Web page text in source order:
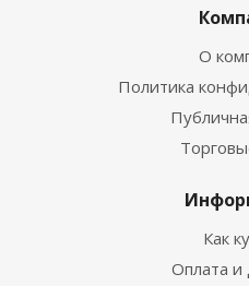
О
Политика
Как
Оплата и